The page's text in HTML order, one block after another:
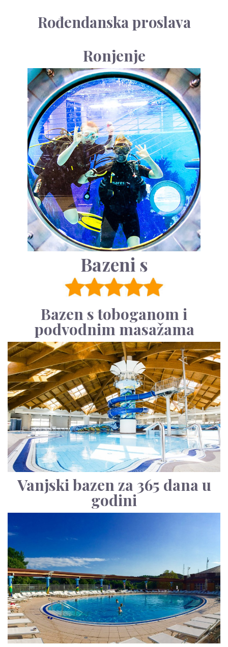
Rođendanska proslava
Ronjenje
Bazeni s
Bazen s toboganom i
podvodnim masažama
Vanjski bazen za 365 dana u
godini